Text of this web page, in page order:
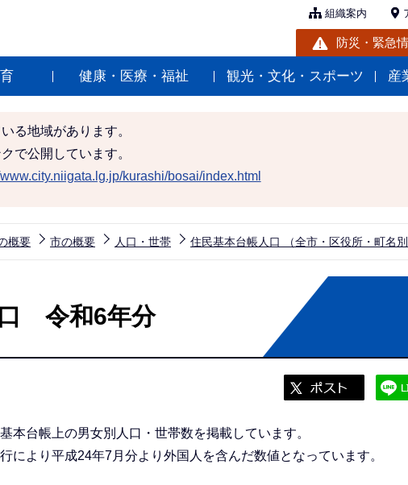
組織案内
防災・緊急
健康・医療・福祉 観光・文化・スポーツ 産
る地域があります。
で公開しています。
kurashi/bosai/index.html
概要 市の概要 人口・世帯 住民基本台帳人口 （全市・区役所・町名別
口 令和6年分
本台帳上の男女別人口・世帯数を掲載しています。
により平成24年7月分より外国人を含んだ数値となっています。